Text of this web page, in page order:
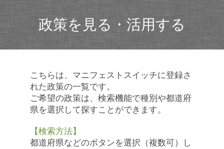
政策を見る・活用する
こちらは、マニフェストスイッチに登録さ
れた政策の一覧です。
ご希望の政策は、検索機能で種別や都道府
県を選択して探すことができます。
【検索方法】
都道府県などのボタンを選択（複数可）し